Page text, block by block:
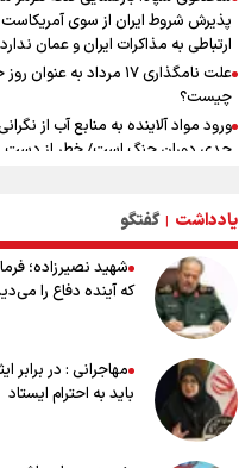
علی‌نژاد در مراسم انجمن ورزشی
روز خبرنگار : رسانه‌های خبری در سال
به امروز اتفاقات بزرگی را رقم زدند
سیدمناف هاشمی در مراسم انجمن
نویسان : قدردان زحمات اهالی رسانه
ورزشی نویسان هستیم
پذیرش شروط ایران از سوی
ارتباطی به مذاکرات ایران و عمان ندارد
علت نامگذاری ۱۷ مرداد به عنوان
چیست؟
ورود مواد آلاینده به منابع آب از
جدی دوران جنگ است/ خطر از دست
صارمی»
۱۷ مرداد؛ روز خبرنگار
خانواده شهید لاریجانی: از اظهارات
درباره چگونگی شهادت اجتناب کنید
نکن آقای رونالدو
حیدری: افزایش تیم‌های جام جهانی
داشت و هم ضرر/ تیم ملی در جام
مردود نشد
یادداشت | گفتگو
شهید نصیرزاده؛
که آینده دفاع را
مهاجرانی : در برابر
باید به احترام ایستاد